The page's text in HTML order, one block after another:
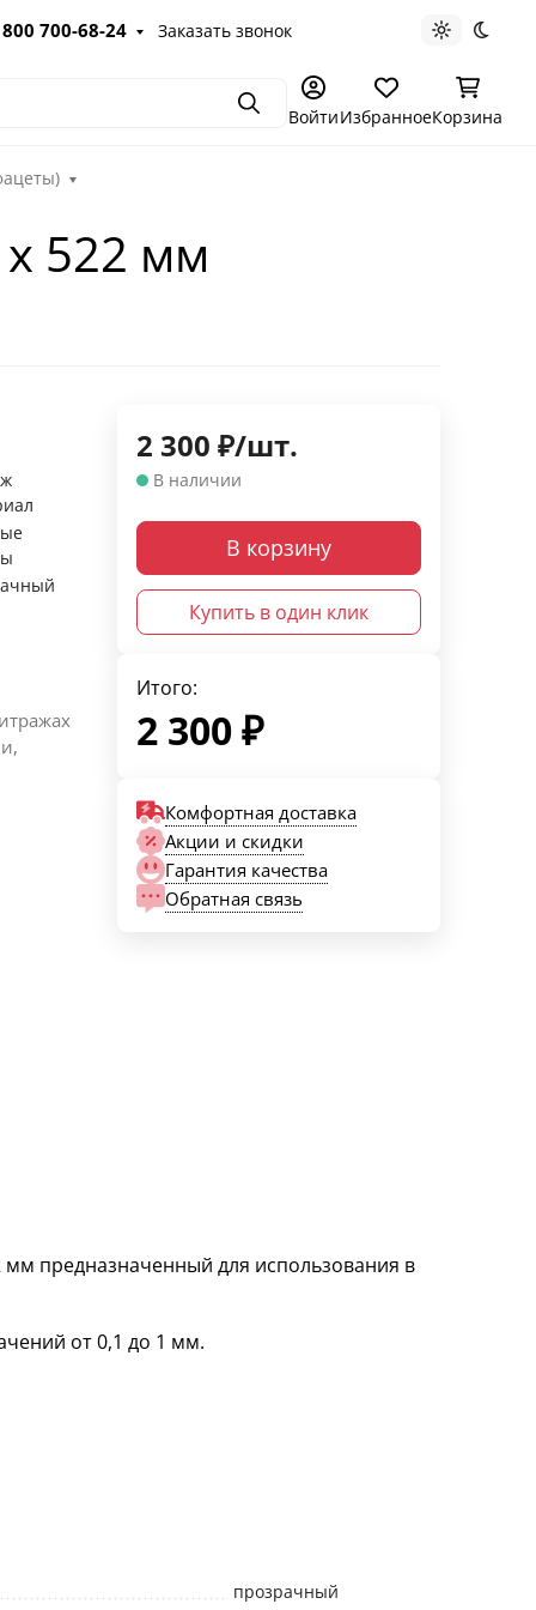
700-68-24 Заказать звонок Светлая
ПоискВойтиИзбранноеКорзина
522 мм
2 300 ₽/шт.
В наличии
В корзину
Купить в один клик
Итого:
2 300₽
Комфортная доставка
Акции и скидки
Гарантия качества
Обратная связь
предназначенный для использования в
от 0,1 до 1 мм.
прозрачный